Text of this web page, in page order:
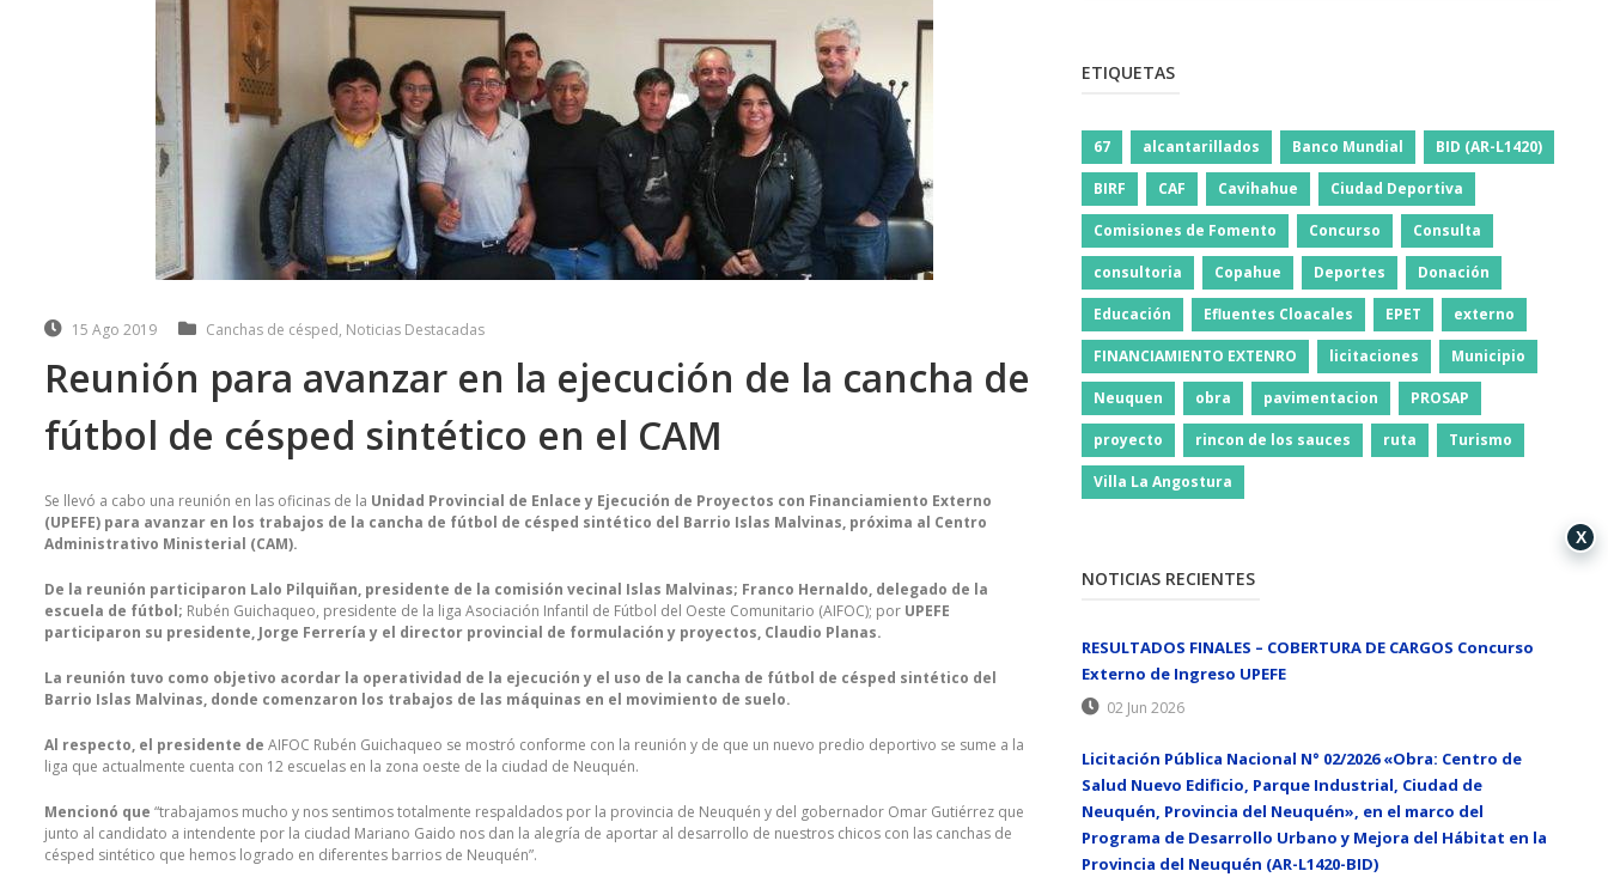
15 Ago 2019 Canchas de césped, Noticias Destacadas
Reunión para avanzar en la ejecución de la cancha de
fútbol de césped sintético en el CAM
Se llevó a cabo una reunión en las oficinas de la Unidad Provincial de Enlace y Ejecución de Proyectos con Financiamiento Externo
(UPEFE) para avanzar en los trabajos de la cancha de fútbol de césped sintético del Barrio Islas Malvinas, próxima al Centro
Administrativo Ministerial (CAM).
De la reunión participaron Lalo Pilquiñan, presidente de la comisión vecinal Islas Malvinas; Franco Hernaldo, delegado de la
escuela de fútbol; Rubén Guichaqueo, presidente de la liga Asociación Infantil de Fútbol del Oeste Comunitario (AIFOC); por UPEFE
participaron su presidente, Jorge Ferrería y el director provincial de formulación y proyectos, Claudio Planas.
La reunión tuvo como objetivo acordar la operatividad de la ejecución y el uso de la cancha de fútbol de césped sintético del
Barrio Islas Malvinas, donde comenzaron los trabajos de las máquinas en el movimiento de suelo.
Al respecto, el presidente de AIFOC Rubén Guichaqueo se mostró conforme con la reunión y de que un nuevo predio deportivo se sume a la
liga que actualmente cuenta con 12 escuelas en la zona oeste de la ciudad de Neuquén.
Mencionó que “trabajamos mucho y nos sentimos totalmente respaldados por la provincia de Neuquén y del gobernador Omar Gutiérrez que
junto al candidato a intendente por la ciudad Mariano Gaido nos dan la alegría de aportar al desarrollo de nuestros chicos con las canchas de
césped sintético que hemos logrado en diferentes barrios de Neuquén”.
ETIQUETAS
67 alcantarillados Banco Mundial BID (AR-L1420)
BIRF CAF Cavihahue Ciudad Deportiva
Comisiones de Fomento Concurso Consulta
consultoria Copahue Deportes Donación
Educación Efluentes Cloacales EPET externo
FINANCIAMIENTO EXTENRO licitaciones Municipio
Neuquen obra pavimentacion PROSAP
proyecto rincon de los sauces ruta Turismo
Villa La Angostura
NOTICIAS RECIENTES
RESULTADOS FINALES – COBERTURA DE CARGOS Concurso
Externo de Ingreso UPEFE
02 Jun 2026
Licitación Pública Nacional N° 02/2026 «Obra: Centro de
Salud Nuevo Edificio, Parque Industrial, Ciudad de
Neuquén, Provincia del Neuquén», en el marco del
Programa de Desarrollo Urbano y Mejora del Hábitat en la
Provincia del Neuquén (AR-L1420-BID)
X